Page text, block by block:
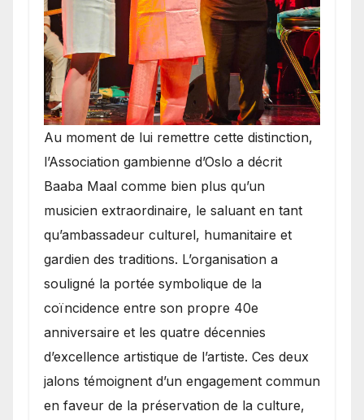
​Au moment de lui remettre cette distinction,
l’Association gambienne d’Oslo a décrit
Baaba Maal comme bien plus qu’un
musicien extraordinaire, le saluant en tant
qu’ambassadeur culturel, humanitaire et
gardien des traditions. L’organisation a
souligné la portée symbolique de la
coïncidence entre son propre 40e
anniversaire et les quatre décennies
d’excellence artistique de l’artiste. Ces deux
jalons témoignent d’un engagement commun
en faveur de la préservation de la culture,